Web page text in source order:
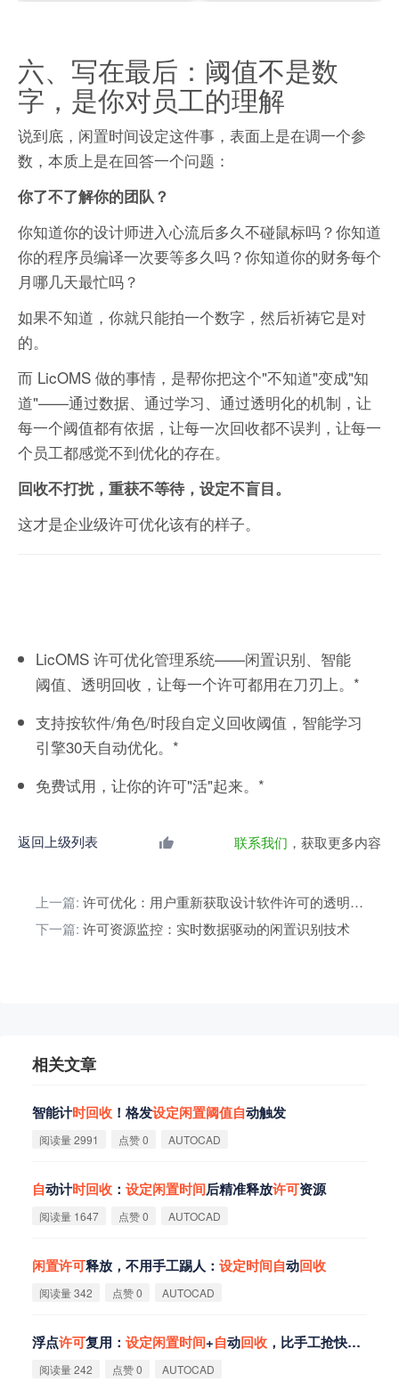
六、写在最后：阈值不是数
字，是你对员工的理解
说到底，闲置时间设定这件事，表面上是在调一个参
数，本质上是在回答一个问题：
你了不了解你的团队？
你知道你的设计师进入心流后多久不碰鼠标吗？你知道
你的程序员编译一次要等多久吗？你知道你的财务每个
月哪几天最忙吗？
如果不知道，你就只能拍一个数字，然后祈祷它是对
的。
而 LicOMS 做的事情，是帮你把这个"不知道"变成"知
道"——通过数据、通过学习、通过透明化的机制，让
每一个阈值都有依据，让每一次回收都不误判，让每一
个员工都感觉不到优化的存在。
回收不打扰，重获不等待，设定不盲目。
这才是企业级许可优化该有的样子。
LicOMS 许可优化管理系统——闲置识别、智能
阈值、透明回收，让每一个许可都用在刀刃上。*
支持按软件/角色/时段自定义回收阈值，智能学习
引擎30天自动优化。*
免费试用，让你的许可"活"起来。*
返回上级列表 联系我们 ，获取更多内容
上一篇:
许可优化：用户重新获取设计软件许可的透明化机制原理
下一篇: 许可资源监控：实时数据驱动的闲置识别技术
相关文章
智能计时回收！格发设定闲置阈值自动触发
阅读量 2991 点赞 0 AUTOCAD
自动计时回收： 设定闲置时间后精准释放许可资源
阅读量 1647 点赞 0 AUTOCAD
闲置许可释放，不用手工踢人： 设定时间自动回收
阅读量 342 点赞 0 AUTOCAD
浮点许可复用： 设定闲置时间+自动回收，比手工抢快10倍
阅读量 242 点赞 0 AUTOCAD